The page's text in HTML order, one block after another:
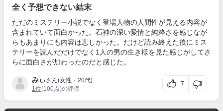
全く予想できない結末
ただのミステリー小説でなく登場人物の人間性が見える内容が
含まれていて面白かった。石神の深い愛情と純粋さを感じなが
らもあまりにも内容は悲しかった。だけど読み終えた後にミス
テリーを読んだだけでなく1人の男の生き様を見た感じがしてさ
らに面白さが加わったのだと感じた。
みぃさん(女性・20代)
1位(100点)の評価
7